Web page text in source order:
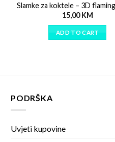
Slamke za koktele – 3D
15,00KM
ADD TO CART
PODRŠKA
Uvjeti kupovine